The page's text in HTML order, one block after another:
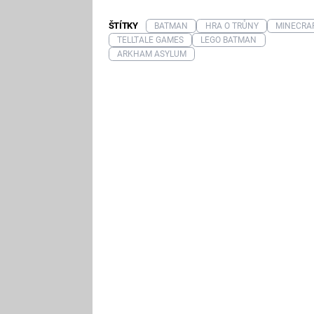
ŠTÍTKY BATMAN HRA O TRŮNY
TELLTALE GAMES
LEGO BATMAN
ARKHAM ASYLUM